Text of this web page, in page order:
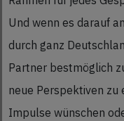
Und wenn es darauf
durch ganz
Partner bestmöglich
neue Perspektiven zu
Impulse wünschen